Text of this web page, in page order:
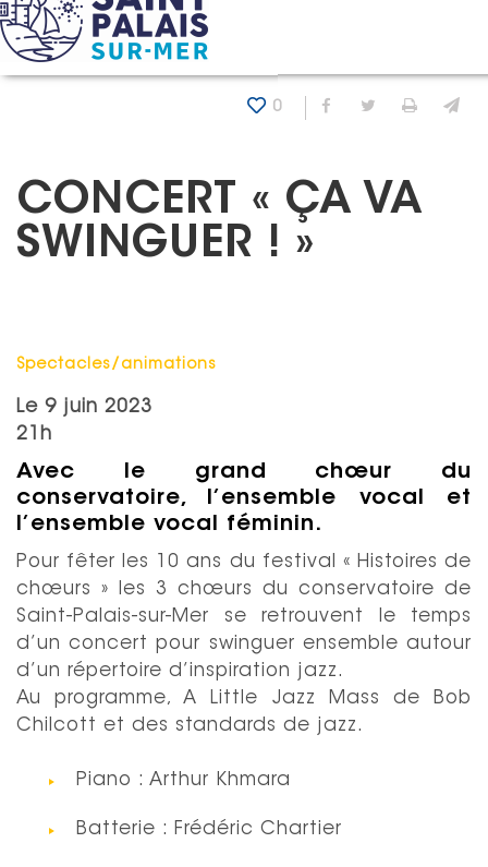
Panneau de gestion des cookies
Accueil Agenda
0 Partager sur
Partager
CONCERT « ÇA VA
SWINGUER ! »
Catégorie : "
Spectacles/animations
Le 9 juin 2023
21h
Avec le grand chœur du
conservatoire, l’ensemble vocal et
l’ensemble vocal féminin.
Pour fêter les 10 ans du festival « Histoires de
chœurs » les 3 chœurs du conservatoire de
Saint-Palais-sur-Mer se retrouvent le temps
d’un concert pour swinguer ensemble autour
d’un répertoire d’inspiration jazz.
Au programme, A Little Jazz Mass de Bob
Chilcott et des standards de jazz.
Piano : Arthur Khmara
Batterie : Frédéric Chartier